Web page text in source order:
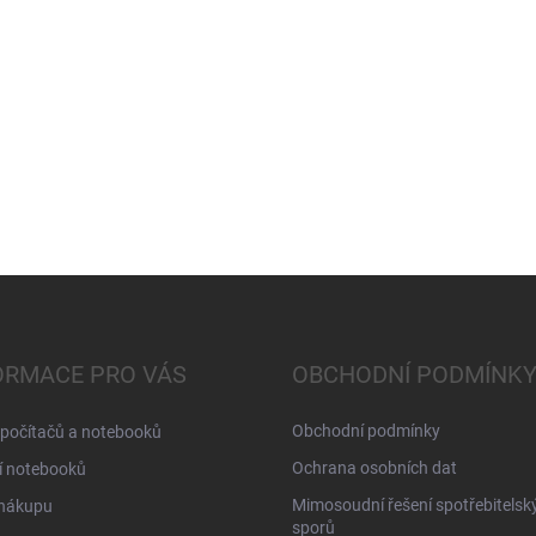
PRO VÁS
a notebooků
notebooků
OBCHODNÍ PODMÍNKY
Obchodní podmínky
Ochrana osobních dat
Mimosoudní řešení
sporů